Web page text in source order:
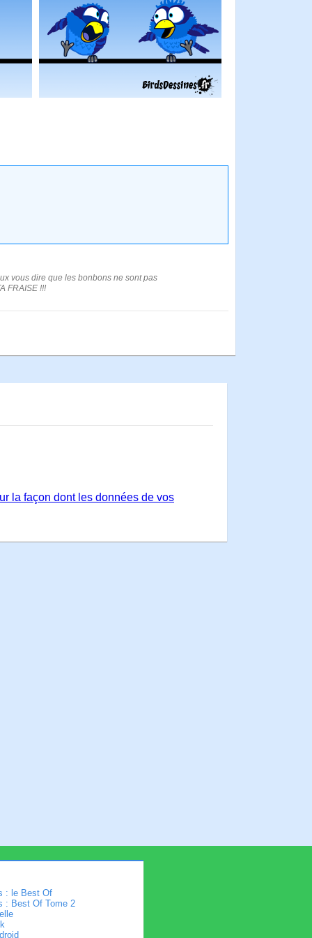
vous dire que les bonbons ne sont pas
FRAISE !!!
la façon dont les données de vos
: le Best Of
: Best Of Tome 2